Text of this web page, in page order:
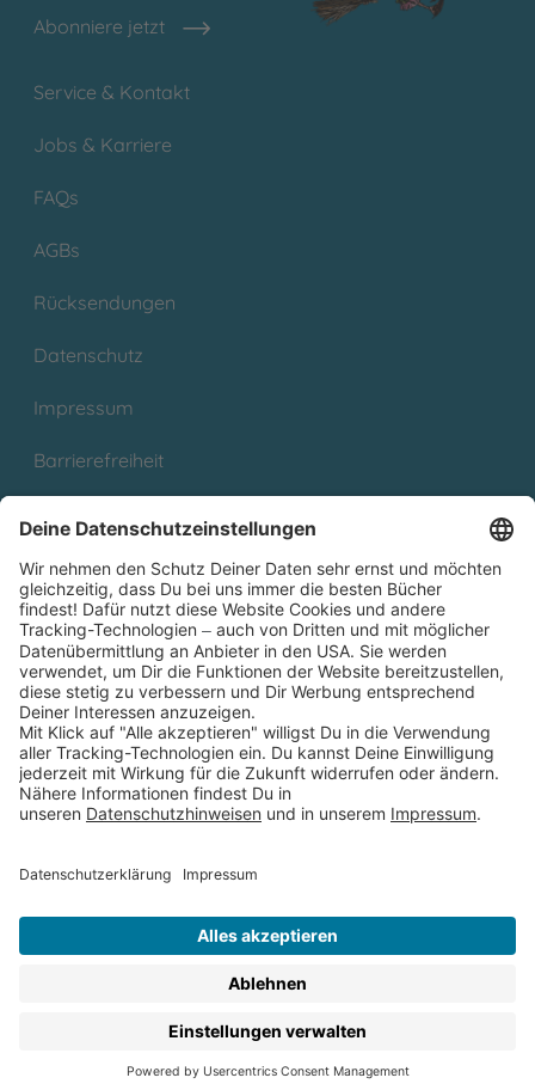
Abonniere jetzt
Service & Kontakt
Jobs & Karriere
FAQs
AGBs
Rücksendungen
Datenschutz
Impressum
Barrierefreiheit
Partnerprogramm (Affiliate)
Folge uns auf
* Versandkostenfrei ab 9,00 € Bestellwert innerhalb
Deutschlands
** Lieferzeit 1-3 Werktage innerhalb Deutschlands
Thienemann-Esslinger Verlag GmbH, Blumenstraße 36, D-70182